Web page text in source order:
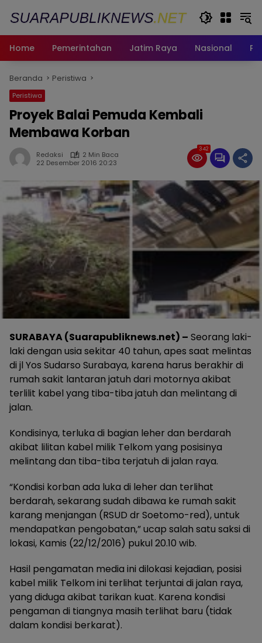
Home
Pemerintahan Jatim Raya Nasional
Beranda Peristiwa
Peristiwa
Proyek Balai Pemuda Kembali
Membawa Korban
Redaksi
2 Min Baca
22 Desember 2016 20:23
342
SURABAYA (Suarapubliknews.net) – Seorang laki-
laki dengan usia sekitar 40 tahun, apes saat melintas
di jl Yos Sudarso Surabaya, karena harus berakhir di
rumah sakit lantaran jatuh dari motornya akibat
terlilit kabel yang tiba-tiba jatuh dan melintang di
jalan.
Kondisinya, terluka di bagian leher dan berdarah
akibat lilitan kabel milik Telkom yang posisinya
melintang dan tiba-tiba terjatuh di jalan raya.
“Kondisi korban ada luka di leher dan terlihat
berdarah, sekarang sudah dibawa ke rumah sakit
karang menjangan (RSUD dr Soetomo-red), untuk
mendapatkan pengobatan,” ucap salah satu saksi di
lokasi, Kamis (22/12/2016) pukul 20.10 wib.
Hasil pengamatan media ini dilokasi kejadian, posisi
kabel milik Telkom ini terlihat terjuntai di jalan raya,
yang diduga akibat tarikan kuat. Karena kondisi
pengaman di tiangnya masih terlihat baru (tidak
dalam kondisi berkarat).